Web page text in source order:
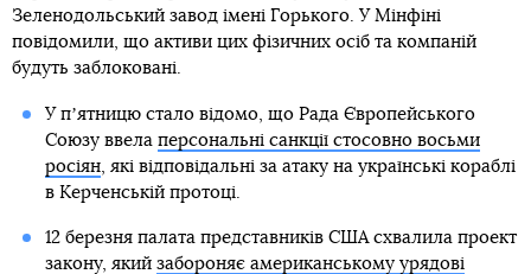
Зеленодольський завод імені Горького. У Мінфіні
повідомили, що активи цих фізичних осіб та компаній
будуть заблоковані.
У пʼятницю стало відомо, що Рада Європейського
Союзу ввела персональні санкції стосовно восьми
росіян, які відповідальні за атаку на українські кораблі
в Керченській протоці.
12 березня палата представників США схвалила проект
закону, який забороняє американському урядові